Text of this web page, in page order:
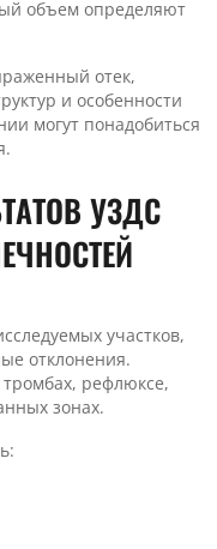
объем определяют
отек,
и особенности
могут понадобиться
УЗДС
участков,
отклонения.
рефлюксе,
зонах.